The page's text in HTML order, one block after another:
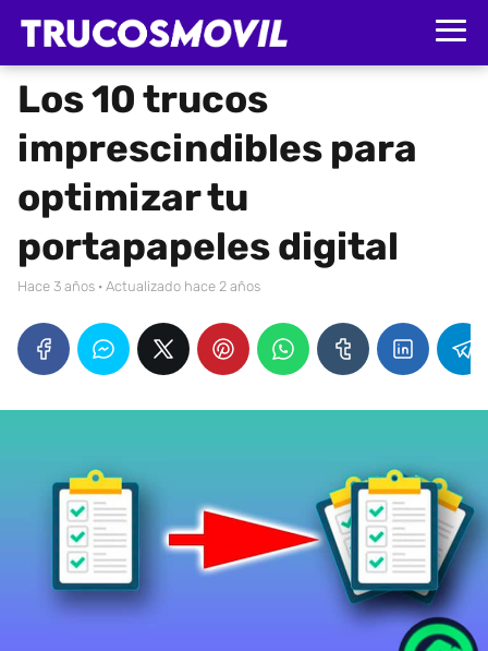
Los 10 trucos
imprescindibles para
optimizar tu
portapapeles digital
hace 3 años · Actualizado hace 2 años